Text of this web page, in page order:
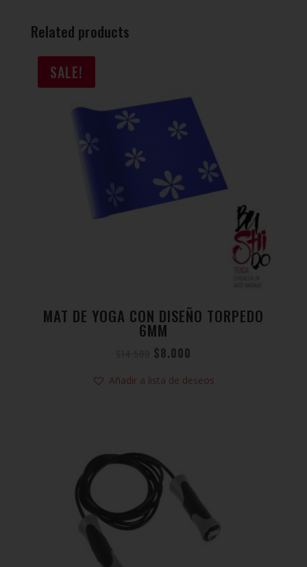
Related products
SALE!
MAT DE YOGA CON DISEÑO TORPEDO
6MM
$8.000
Añadir a lista de deseos